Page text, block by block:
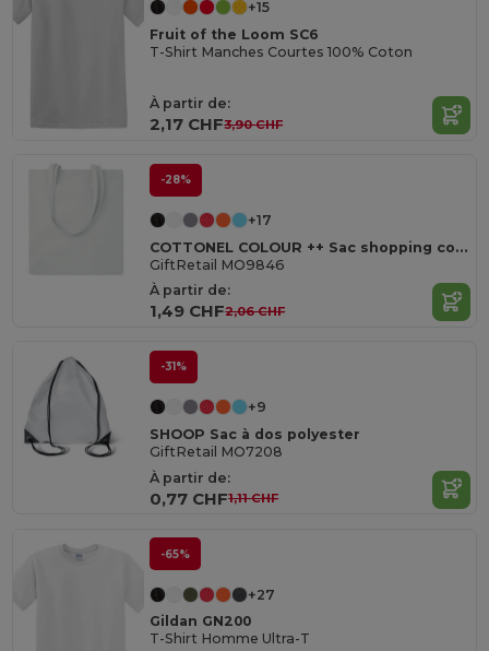
+15
Fruit of the Loom SC6
T-Shirt Manches Courtes 100% Coton
À partir de:
2,17 CHF3,90 CHF
-28%
+17
COTTONEL COLOUR ++ Sac shopping coton 180gr/m² MO9846-
GiftRetail MO9846
À partir de:
1,49 CHF2,06 CHF
-31%
+9
SHOOP Sac à dos polyester
GiftRetail MO7208
À partir de:
0,77 CHF1,11 CHF
-65%
+27
Gildan GN200
T-Shirt Homme Ultra-T